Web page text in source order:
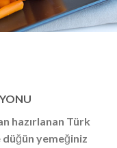
hazırlanan Türk
yemeğiniz